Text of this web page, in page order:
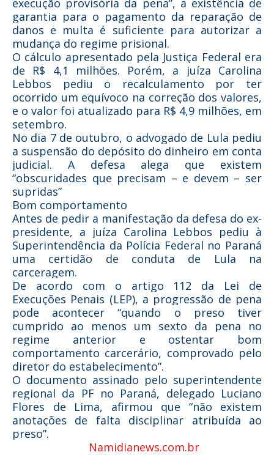
execução provisória da pena”, a existência de
garantia para o pagamento da reparação de
danos e multa é suficiente para autorizar a
mudança do regime prisional.
O cálculo apresentado pela Justiça Federal era
de R$ 4,1 milhões. Porém, a juíza Carolina
Lebbos pediu o recalculamento por ter
ocorrido um equívoco na correção dos valores,
e o valor foi atualizado para R$ 4,9 milhões, em
setembro.
No dia 7 de outubro, o advogado de Lula pediu
a suspensão do depósito do dinheiro em conta
judicial. A defesa alega que existem
“obscuridades que precisam – e devem – ser
supridas”
Bom comportamento
Antes de pedir a manifestação da defesa do ex-
presidente, a juíza Carolina Lebbos pediu à
Superintendência da Polícia Federal no Paraná
uma certidão de conduta de Lula na
carceragem.
De acordo com o artigo 112 da Lei de
Execuções Penais (LEP), a progressão de pena
pode acontecer “quando o preso tiver
cumprido ao menos um sexto da pena no
regime anterior e ostentar bom
comportamento carcerário, comprovado pelo
diretor do estabelecimento”.
O documento assinado pelo superintendente
regional da PF no Paraná, delegado Luciano
Flores de Lima, afirmou que “não existem
anotações de falta disciplinar atribuída ao
preso”.
Namidianews.com.br